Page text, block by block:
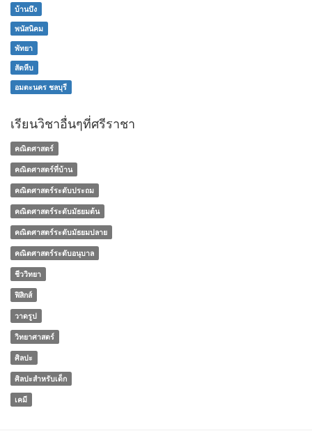
บ้านบึง
พนัสนิคม
พัทยา
สัตหีบ
อมตะนคร ชลบุรี
เรียนวิชาอื่นๆที่ศรีราชา
คณิตศาสตร์
คณิตศาสตร์ที่บ้าน
คณิตศาสตร์ระดับประถม
คณิตศาสตร์ระดับมัธยมต้น
คณิตศาสตร์ระดับมัธยมปลาย
คณิตศาสตร์ระดับอนุบาล
ชีววิทยา
ฟิสิกส์
วาดรูป
วิทยาศาสตร์
ศิลปะ
ศิลปะสำหรับเด็ก
เคมี